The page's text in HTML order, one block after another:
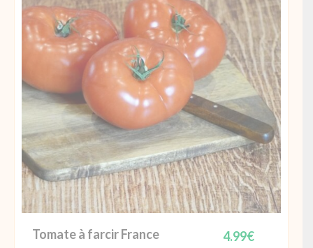
grappe
Belgique
Tomate à farcir France 4.99€